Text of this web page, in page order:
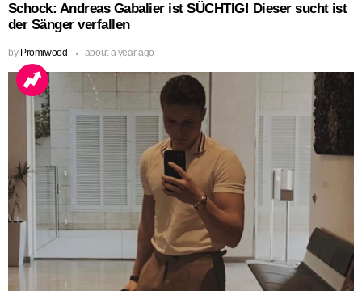
Schock: Andreas Gabalier ist SÜCHTIG! Dieser sucht ist
der Sänger verfallen
by Promiwood about a year ago